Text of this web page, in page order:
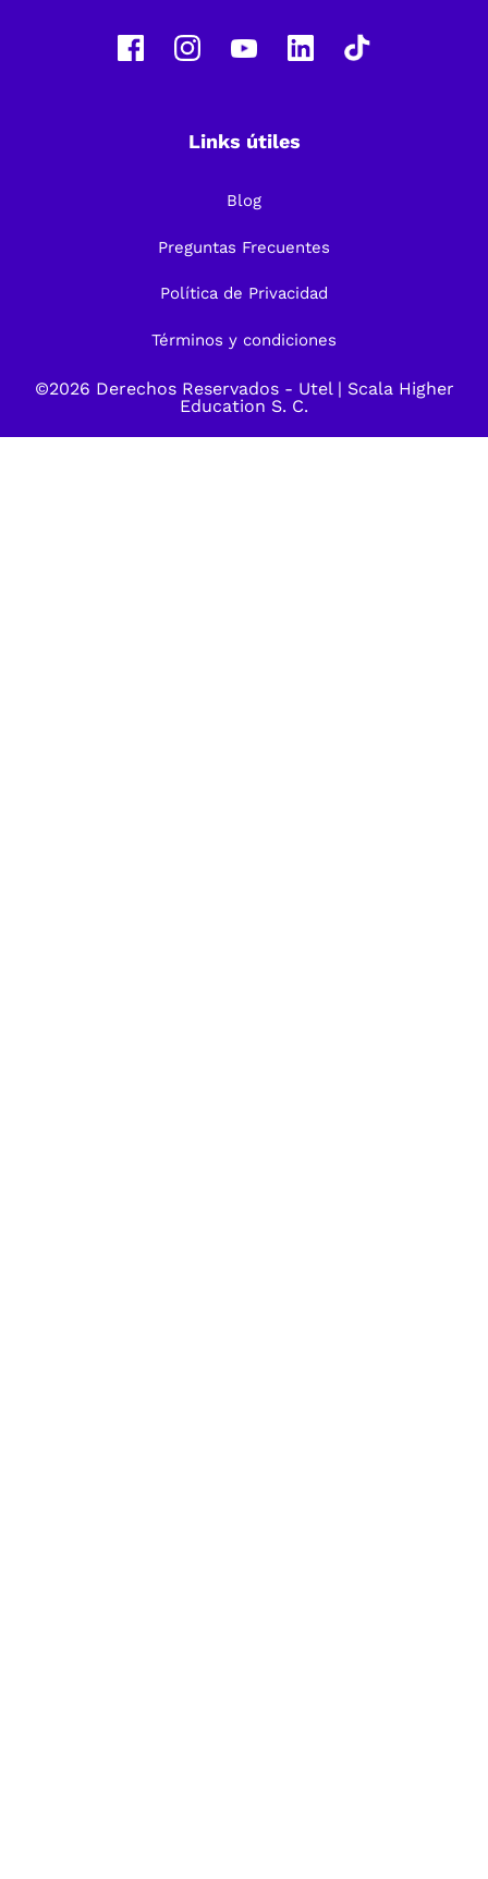
Links útiles
Blog
Preguntas Frecuentes
Política de Privacidad
Términos y condiciones
©2026 Derechos Reservados - Utel| Scala Higher
Education S. C.